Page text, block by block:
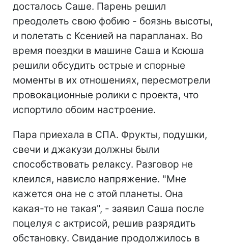
досталось Саше. Парень решил
преодолеть свою фобию - боязнь высоты,
и полетать с Ксенией на парапланах. Во
время поездки в машине Саша и Ксюша
решили обсудить острые и спорные
моменты в их отношениях, пересмотрели
провокационные ролики с проекта, что
испортило обоим настроение.
Пара приехала в СПА. Фрукты, подушки,
свечи и джакузи должны были
способствовать релаксу. Разговор не
клеился, нависло напряжение. "Мне
кажется она не с этой планеты. Она
какая-то не такая", - заявил Саша после
поцелуя с актрисой, решив разрядить
обстановку. Свидание продолжилось в